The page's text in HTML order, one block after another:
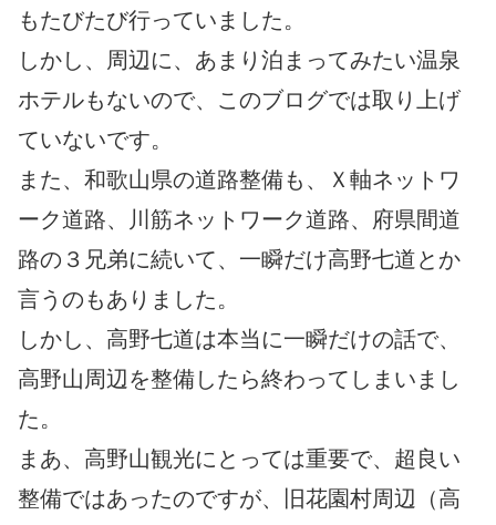
もたびたび行っていました。
しかし、周辺に、あまり泊まってみたい温泉
ホテルもないので、このブログでは取り上げ
ていないです。
また、和歌山県の道路整備も、Ｘ軸ネットワ
ーク道路、川筋ネットワーク道路、府県間道
路の３兄弟に続いて、一瞬だけ高野七道とか
言うのもありました。
しかし、高野七道は本当に一瞬だけの話で、
高野山周辺を整備したら終わってしまいまし
た。
まあ、高野山観光にとっては重要で、超良い
整備ではあったのですが、旧花園村周辺（高